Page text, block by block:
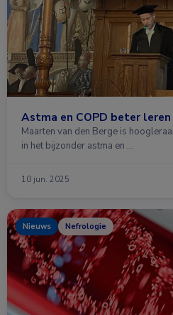
Astma en COPD beter
Maarten van den Berge is
in het bijzonder astma en …
10 jun. 2025
Nieuws Nefrologie